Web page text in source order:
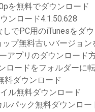
を無料でダウンロード
ンロード4.1.50.628
でPC用のiTunesをダ
プ無料古いバージョン
アプリのダウンロード
ロードをフォルダーに
料ダウンロード
ル無料ダウンロード
パック無料ダウンロー